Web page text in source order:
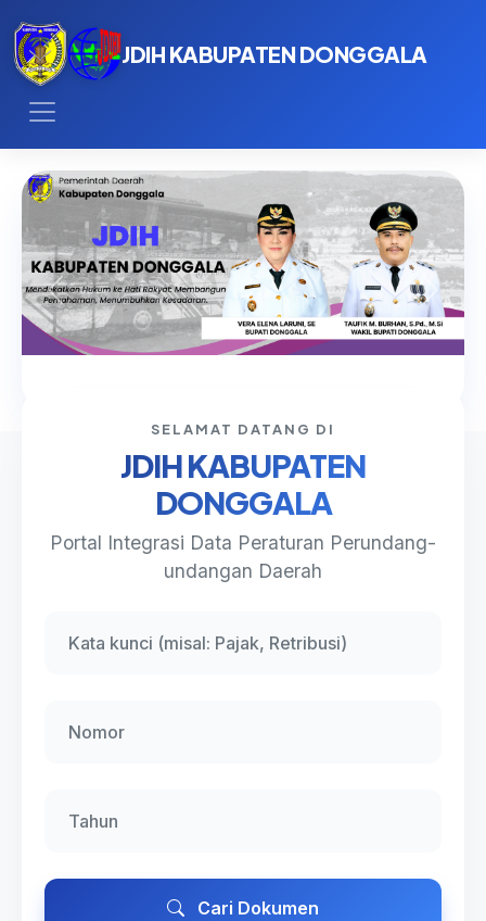
JDIH KABUPATEN DONGGALA
SELAMAT DATANG DI
JDIH KABUPATEN
DONGGALA
Portal Integrasi Data Peraturan Perundang-
undangan Daerah
Cari Dokumen